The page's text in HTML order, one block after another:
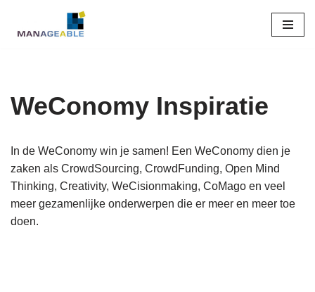
Ga
WeConomy Inspiratie
In de WeConomy win je samen! Een WeConomy dien je
zaken als CrowdSourcing, CrowdFunding, Open Mind
Thinking, Creativity, WeCisionmaking, CoMago en veel
meer gezamenlijke onderwerpen die er meer en meer toe
doen.